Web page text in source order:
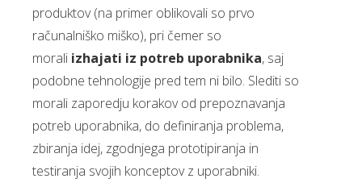
produktov (na primer oblikovali so prvo
računalniško miško), pri čemer so
morali izhajati iz potreb uporabnika, saj
podobne tehnologije pred tem ni bilo. Slediti so
morali zaporedju korakov od prepoznavanja
potreb uporabnika, do definiranja problema,
zbiranja idej, zgodnjega prototipiranja in
testiranja svojih konceptov z uporabniki.